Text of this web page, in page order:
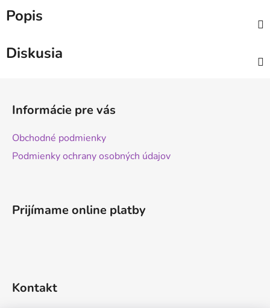
Popis
Diskusia
Informácie pre vás
Obchodné podmienky
Podmienky ochrany osobných údajov
Prijímame online platby
Kontakt